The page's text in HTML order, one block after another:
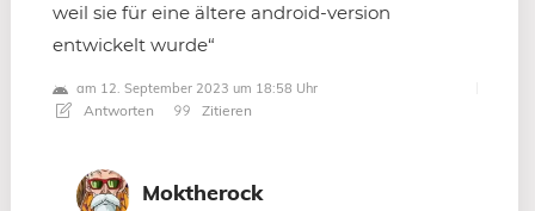
weil sie für eine ältere android-version
entwickelt wurde“
am 12. September 2023 um 18:58 Uhr
Antworten Zitieren
Moktherock